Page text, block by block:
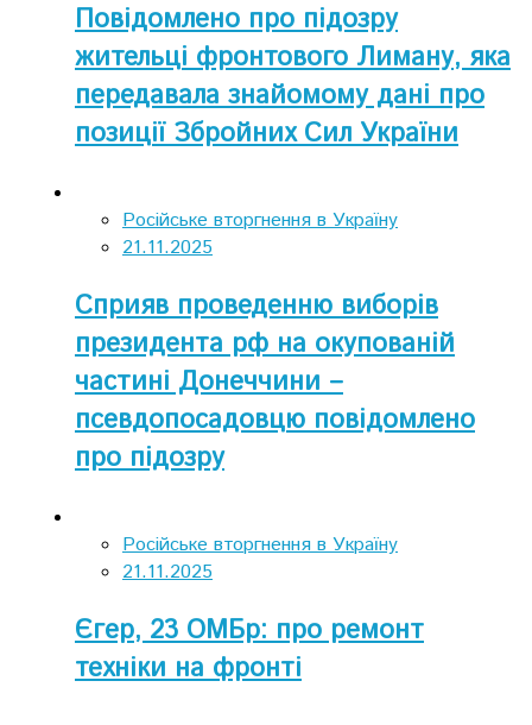
Повідомлено про підозру
жительці фронтового Лиману, яка
передавала знайомому дані про
позиції Збройних Сил України
Російське вторгнення в Україну
21.11.2025
Сприяв проведенню виборів
президента рф на окупованій
частині Донеччини –
псевдопосадовцю повідомлено
про підозру
Російське вторгнення в Україну
21.11.2025
Єгер, 23 ОМБр: про ремонт
техніки на фронті